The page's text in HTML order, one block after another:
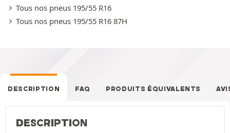
Tous nos pneus 195/55 R16
Tous nos pneus 195/55 R16 87H
DESCRIPTION FAQ PRODUITS ÉQUIVALENTS
DESCRIPTION